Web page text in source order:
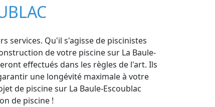
services. Qu'il s'agisse de piscinistes
de votre piscine sur La Baule-
effectués dans les règles de l'art. Ils
une longévité maximale à votre
de piscine sur La Baule-Escoublac
de piscine !